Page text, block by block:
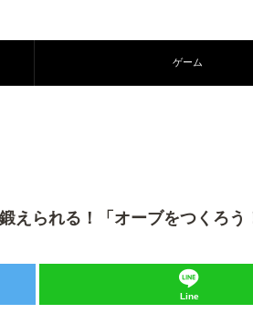
ゲーム
えられる！「オーブをつくろ
Line